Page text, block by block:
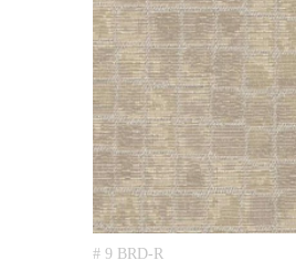
# 9 BRD-R